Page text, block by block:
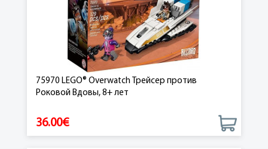
75970 LEGO® Overwatch Трейсер против
Роковой Вдовы, 8+ лет
36.00€